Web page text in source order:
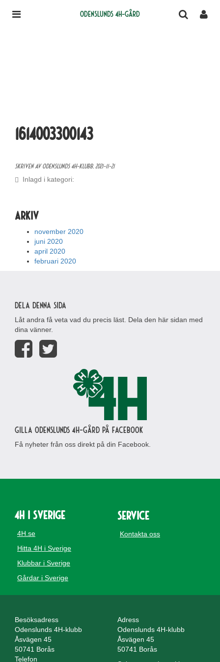
Odenslunds 4H-gård
1614003300143
Skriven av Odenslunds 4H-klubb,2021-11-21
Inlagd i kategori:
Arkiv
november 2020
juni 2020
april 2020
februari 2020
Dela denna sida
Låt andra få veta vad du precis läst. Dela den här sidan med
dina vänner.
Gilla Odenslunds 4H-gård på Facebook
Få nyheter från oss direkt på din Facebook.
4H i Sverige
4H.se
Hitta 4H i Sverige
Klubbar i Sverige
Gårdar i Sverige
Service
Kontakta oss
Besöksadress
Odenslunds 4H-klubb
Åsvägen 45
50741 Borås
Adress
Odenslunds 4H-klubb
Åsvägen 45
50741 Borås
Telefon